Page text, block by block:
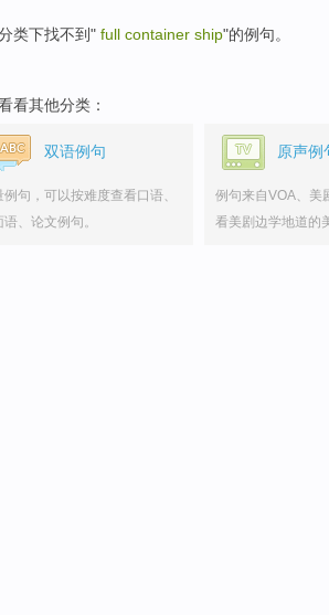
类下找不到" full container ship"的例句。
看其他分类：
双语例句
例句，可以按难度查看口语、
语、论文例句。
原声例
例句来自VOA、美
看美剧边学地道的